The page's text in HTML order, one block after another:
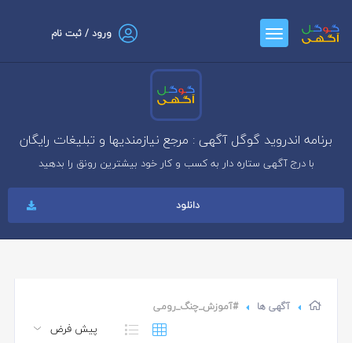
ورود / ثبت نام
برنامه اندروید گوگل آگهی : مرجع نیازمندیها و تبلیغات رایگان
با درج آگهی ستاره دار به کسب و کار خود بیشترین رونق را بدهید
دانلود
آگهی ها #آموزش_چنگ_رومی